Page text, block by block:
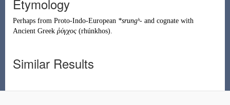
Etymology
Perhaps from Proto-Indo-European *srungʰ-and cognate with
Ancient Greek ῥύγχος (rhúnkhos).
Similar Results